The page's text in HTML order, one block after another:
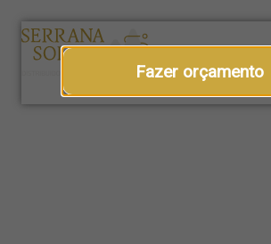
Fazer orçamento